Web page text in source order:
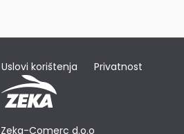
Uslovi korištenja Privatnost
Comerc d.o.o